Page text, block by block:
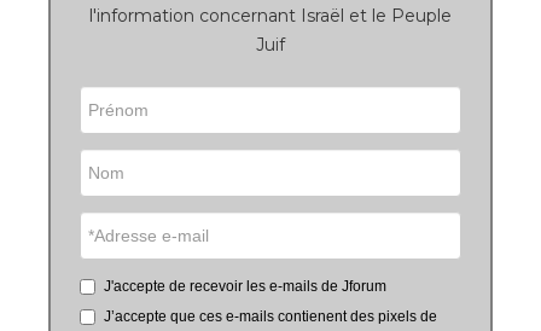
l'information concernant Israël et le Peuple
Juif
J'accepte de recevoir les e-mails de Jforum
J’accepte que ces e-mails contienent des pixels de